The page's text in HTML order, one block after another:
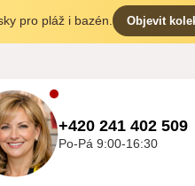
pro pláž i bazén. Objevit
+420 241 402 509
Po-Pá 9:00-16:30